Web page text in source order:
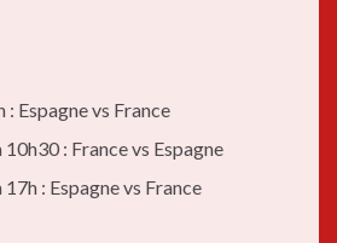
: Espagne vs France
: France vs Espagne
: Espagne vs France